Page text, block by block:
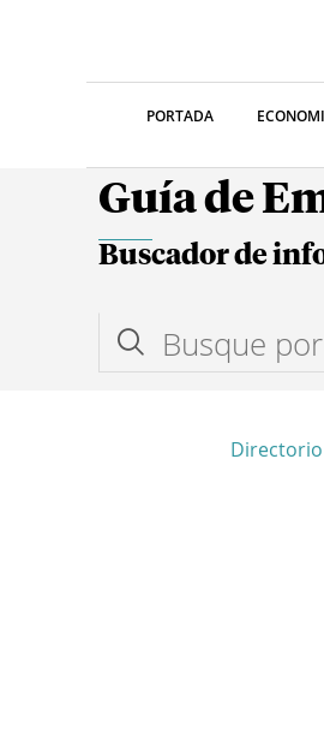
PORTADA
Guía de
Buscador de